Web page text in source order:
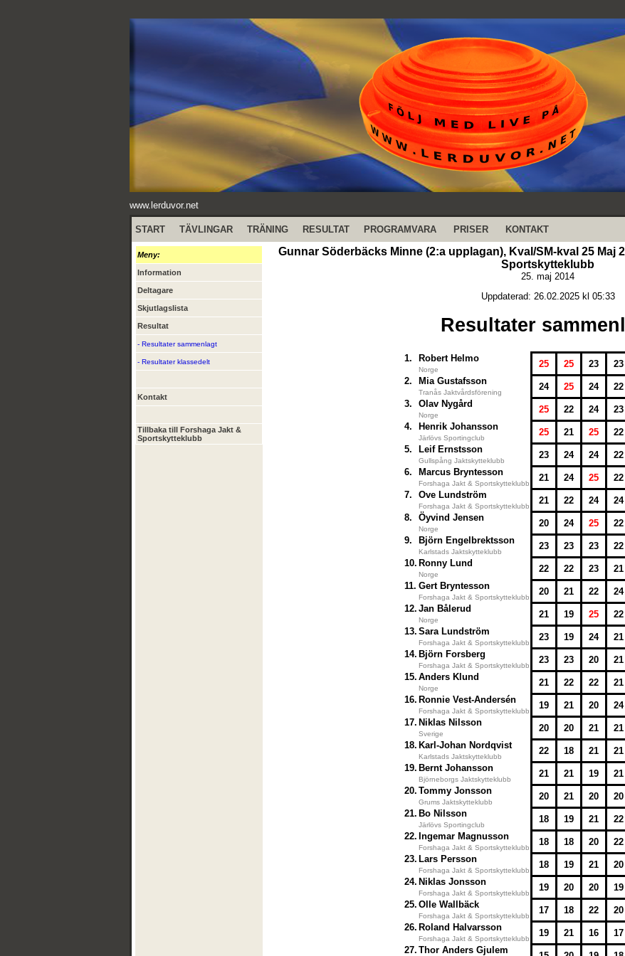
www.lerduvor.net
START TÄVLINGAR TRÄNING RESULTAT PROGRAMVARA PRISER KONTAKT
Meny:
Information
Deltagare
Skjutlagslista
Resultat
- Resultater sammenlagt
- Resultater klassedelt
Kontakt
Tillbaka till Forshaga Jakt &
Sportskytteklubb
Gunnar Söderbäcks Minne (2:a upplagan), Kval/SM-kval 25 Maj
Sportskytteklubb
25. maj 2014
Uppdaterad: 26.02.2025 kl 05:33
Resultater
1. Robert Helmo
Norge
25 25 23 23
2. Mia Gustafsson
Tranås Jaktvårdsförening
24 25 24 22
3. Olav Nygård
Norge
25 22 24 23
4. Henrik Johansson
Järlövs Sportingclub
25 21 25 22
5. Leif Ernstsson
Gullspång Jaktskytteklubb
23 24 24 22
6. Marcus Bryntesson
Forshaga Jakt & Sportskytteklubb
21 24 25 22
7. Ove Lundström
Forshaga Jakt & Sportskytteklubb
21 22 24 24
8. Öyvind Jensen
Norge
20 24 25 22
9. Björn Engelbrektsson
Karlstads Jaktskytteklubb
23 23 23 22
10. Ronny Lund
Norge
22 22 23 21
11. Gert Bryntesson
Forshaga Jakt & Sportskytteklubb
20 21 22 24
12. Jan Bålerud
Norge
21 19 25 22
13. Sara Lundström
Forshaga Jakt & Sportskytteklubb
23 19 24 21
14. Björn Forsberg
Forshaga Jakt & Sportskytteklubb
23 23 20 21
15. Anders Klund
Norge
21 22 22 21
16. Ronnie Vest-Andersén
Forshaga Jakt & Sportskytteklubb
19 21 20 24
17. Niklas Nilsson
Sverige
20 20 21 21
18. Karl-Johan Nordqvist
Karlstads Jaktskytteklubb
22 18 21 21
19. Bernt Johansson
Björneborgs Jaktskytteklubb
21 21 19 21
20. Tommy Jonsson
Grums Jaktskytteklubb
20 21 20 20
21. Bo Nilsson
Järlövs Sportingclub
18 19 21 22
22. Ingemar Magnusson
Forshaga Jakt & Sportskytteklubb
18 18 20 22
23. Lars Persson
Forshaga Jakt & Sportskytteklubb
18 19 21 20
24. Niklas Jonsson
Forshaga Jakt & Sportskytteklubb
19 20 20 19
25. Olle Wallbäck
Forshaga Jakt & Sportskytteklubb
17 18 22 20
26. Roland Halvarsson
Forshaga Jakt & Sportskytteklubb
19 21 16 17
27. Thor Anders Gjulem